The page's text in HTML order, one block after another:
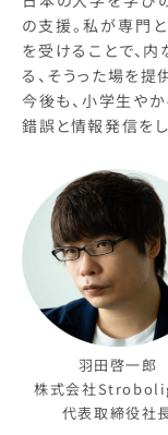
の支援。私が専門
を受けることで、
る、そうった場を提
今後も、小学生や
錯誤と情報発信をし
羽田啓一郎
株式会社
代表取締役社